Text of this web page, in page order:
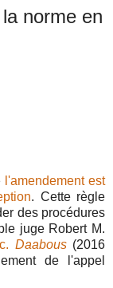
norme en
l'amendement est
. Cette règle
des procédures
juge Robert M.
Daabous(2016
de l'appel